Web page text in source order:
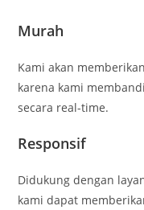
Murah
Kami akan
karena kami
secara real-time.
Responsif
Didukung dengan
kami dapat